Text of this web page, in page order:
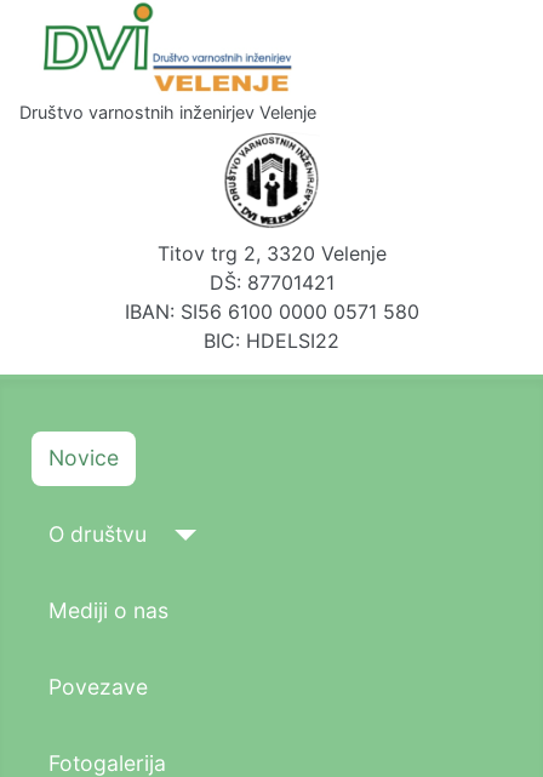
Društvo varnostnih inženirjev Velenje
Titov trg 2, 3320 Velenje
DŠ: 87701421
IBAN: SI56 6100 0000 0571 580
BIC: HDELSI22
Novice
O društvu
Mediji o nas
Povezave
Fotogalerija